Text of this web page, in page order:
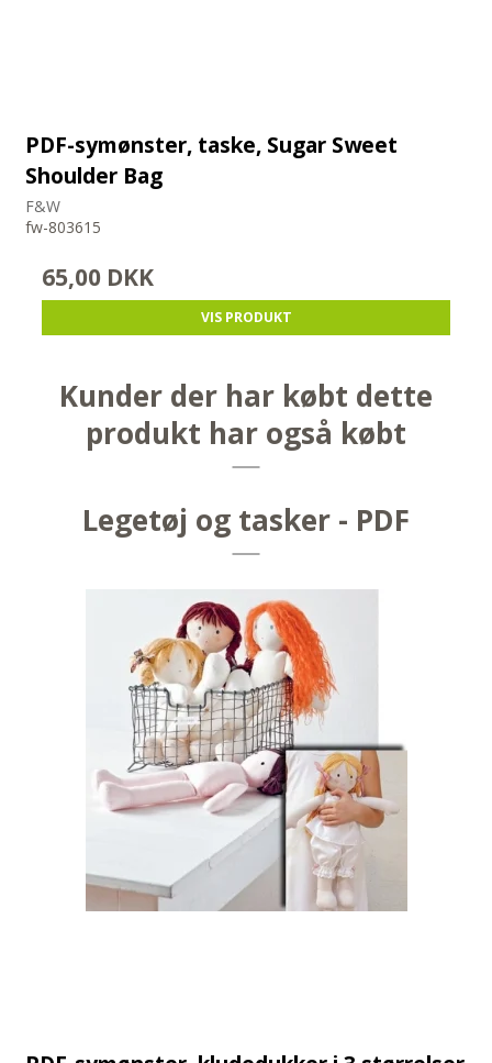
PDF-symønster, taske, Sugar Sweet
Shoulder Bag
F&W
fw-803615
65,00 DKK
VIS PRODUKT
Kunder der har købt dette
produkt har også købt
Legetøj og tasker - PDF